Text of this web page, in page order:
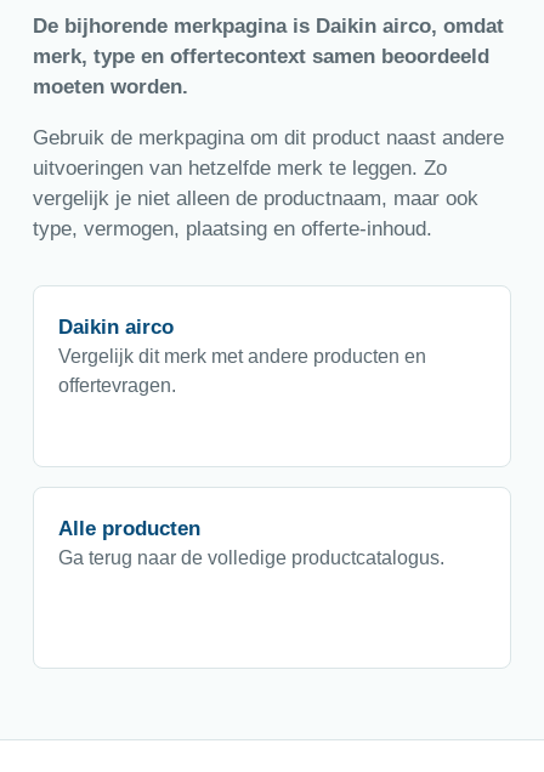
De bijhorende merkpagina is Daikin airco, omdat
merk, type en offertecontext samen beoordeeld
moeten worden.
Gebruik de merkpagina om dit product naast andere
uitvoeringen van hetzelfde merk te leggen. Zo
vergelijk je niet alleen de productnaam, maar ook
type, vermogen, plaatsing en offerte-inhoud.
Daikin airco
Vergelijk dit merk met andere producten en
offertevragen.
Alle producten
Ga terug naar de volledige productcatalogus.